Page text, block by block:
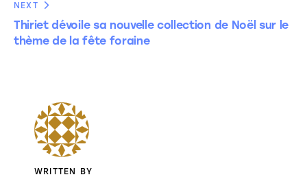
NEXT
Thiriet dévoile sa nouvelle collection de Noël sur le
thème de la fête foraine
WRITTEN BY